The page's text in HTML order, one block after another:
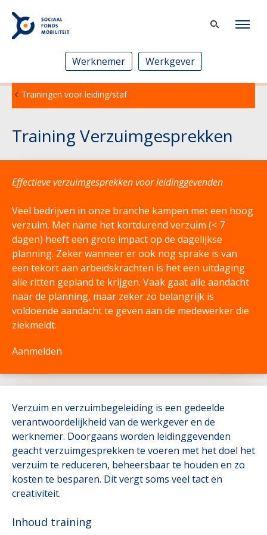
Werknemer Werkgever
Trainingen voor leiding/staf
Training Verzuimgesprekken
Effectieve verzuimgesprekken voor leidinggevenden
Veel bedrijven in onze branche kampen met een hoog
verzuim. Met name het kortdurend verzuim (< 7
dagen) heeft een grote impact op de dagelijkse
planning. Zeker wanneer er ook nog sprake is van
een tekort aan arbeidskrachten is het een uitdaging
alle ritten gepland te krijgen. Vaak gaat alle aandacht
naar de planning, maar zeker zo belangrijk is
voldoende aandacht te geven aan de medewerker die
ziekmeldt.
Aanmelden
Verzuim en verzuimbegeleiding is een gedeelde
verantwoordelijkheid van de werkgever en de
werknemer. Doorgaans worden leidinggevenden
geacht verzuimgesprekken te voeren met het doel het
verzuim te reduceren, beheersbaar te houden en zo
kosten te besparen. Dit vergt soms veel tact en
creativiteit.
Inhoud training